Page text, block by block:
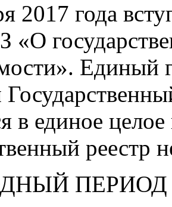
2017 года
«О
Единый
в единое
ПЕРИОД